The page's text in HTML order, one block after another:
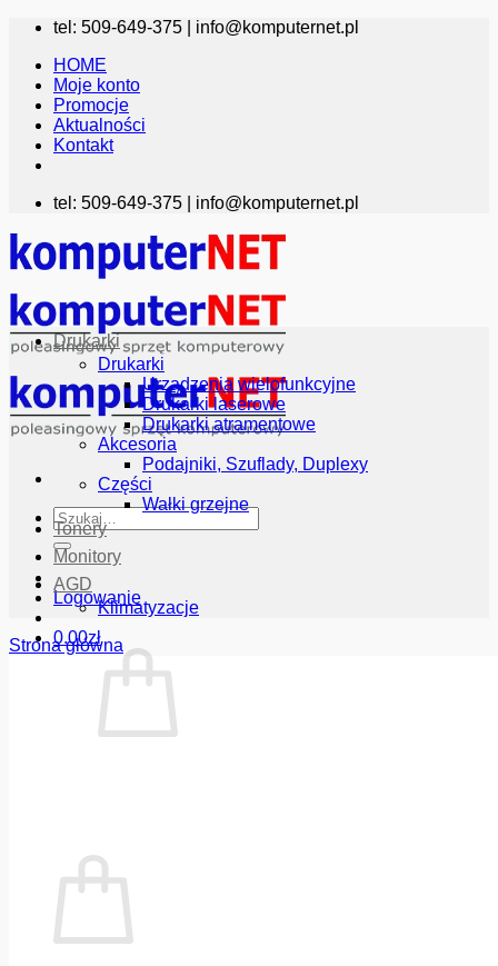
Przewiń
zawartości
tel: 509-649-375 | info@komputernet.pl
HOME
Moje konto
Promocje
Aktualności
Kontakt
tel: 509-649-375 | info@komputernet.pl
Szukaj:
Logowanie
0.00zł
Drukarki
Drukarki
Urządzenia wielofunkcyjne
Drukarki laserowe
Drukarki atramentowe
Akcesoria
Podajniki, Szuflady, Duplexy
Części
Wałki grzejne
Tonery
Monitory
AGD
Klimatyzacje
Strona główna